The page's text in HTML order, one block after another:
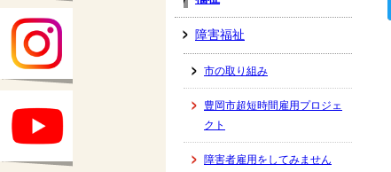
障害福祉
市の取り組み
豊岡市超短時間雇用プロジェ
クト
障害者雇用をしてみません